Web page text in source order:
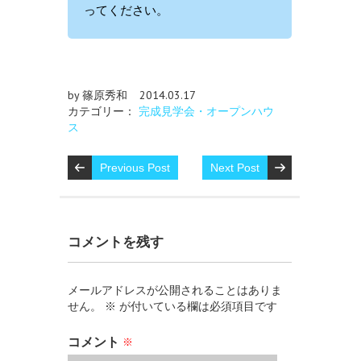
ってください。
by 篠原秀和
2014.03.17
カテゴリー： 完成見学会・オープンハウ
ス
Previous Post Next Post
コメントを残す
メールアドレスが公開されることはありま
せん。
※ が付いている欄は必須項目です
コメント ※